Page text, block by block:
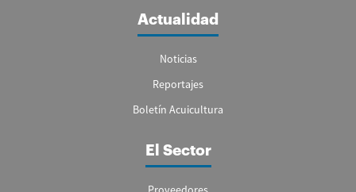
Actualidad
Noticias
Reportajes
Boletín Acuicultura
El Sector